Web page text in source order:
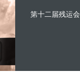
第十二届残运会